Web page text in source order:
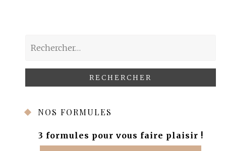
Rechercher :
NOS FORMULES
3 formules pour vous faire plaisir !